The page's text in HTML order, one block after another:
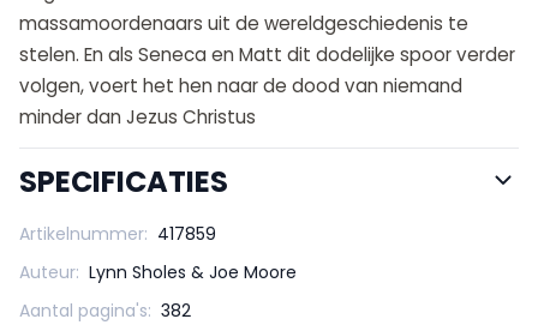
massamoordenaars uit de wereldgeschiedenis te
stelen. En als Seneca en Matt dit dodelijke spoor verder
volgen, voert het hen naar de dood van niemand
minder dan Jezus Christus
SPECIFICATIES
Artikelnummer: 417859
Auteur: Lynn Sholes & Joe Moore
Aantal pagina's: 382